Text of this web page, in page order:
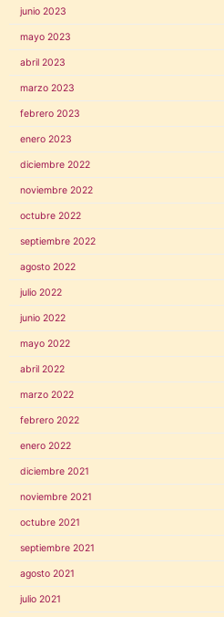
junio 2023
mayo 2023
abril 2023
marzo 2023
febrero 2023
enero 2023
diciembre 2022
noviembre 2022
octubre 2022
septiembre 2022
agosto 2022
julio 2022
junio 2022
mayo 2022
abril 2022
marzo 2022
febrero 2022
enero 2022
diciembre 2021
noviembre 2021
octubre 2021
septiembre 2021
agosto 2021
julio 2021